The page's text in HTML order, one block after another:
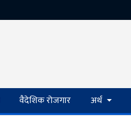
वैदेशिक रोजगार अर्थ